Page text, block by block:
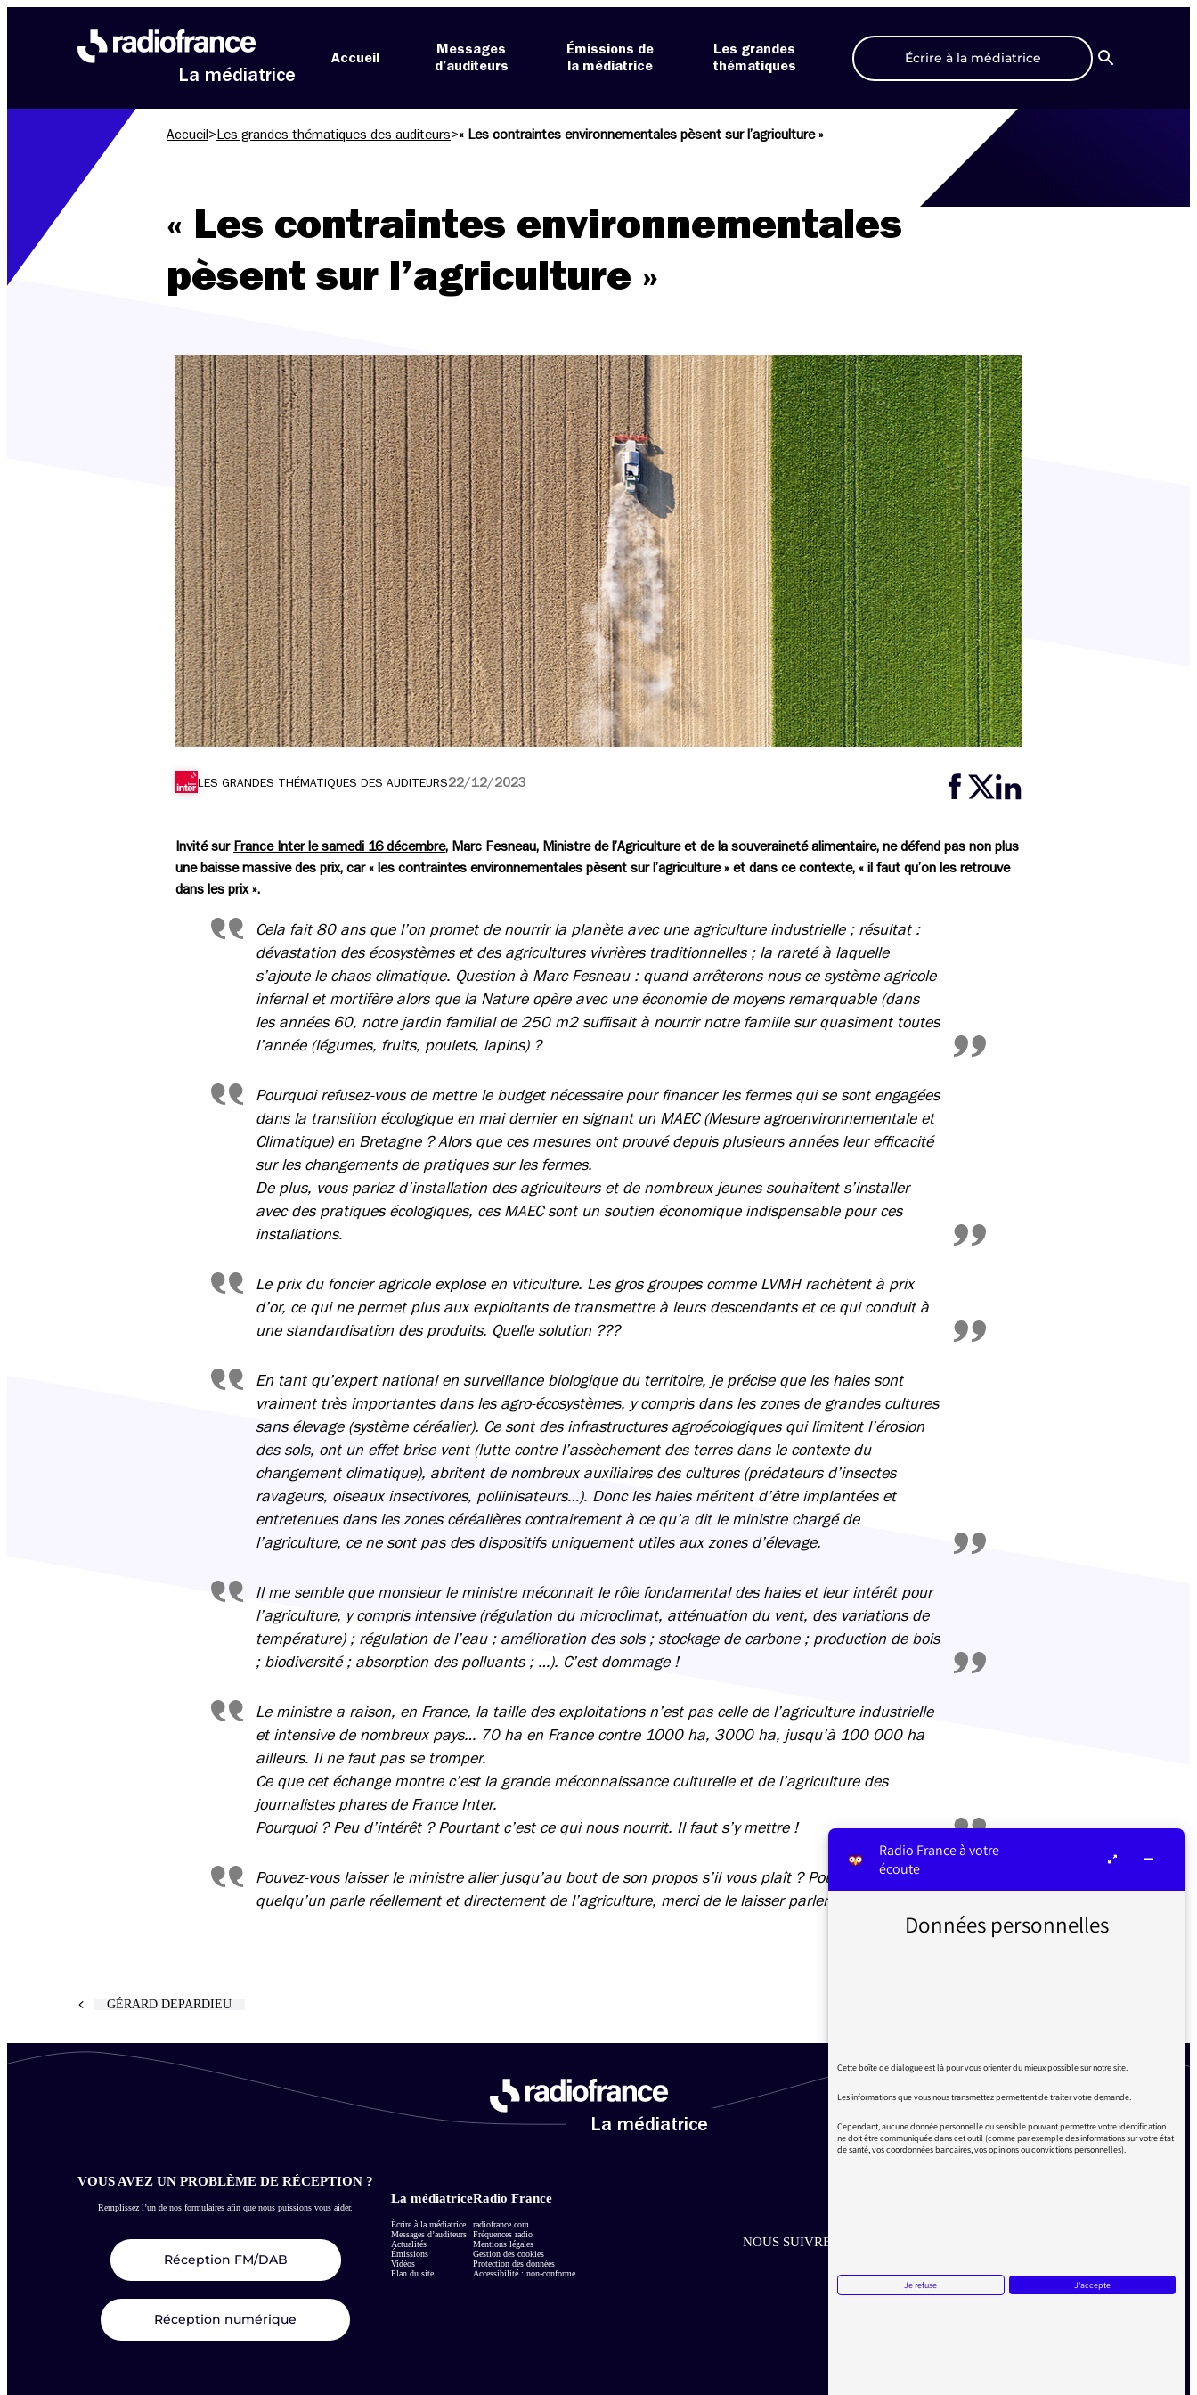
La médiatrice
Accueil
Messages
d’auditeurs
Émissions de
la médiatrice
Les grandes
thématiques
Écrire à la médiatrice
Recherche
Accueil > Les grandes thématiques des auditeurs>« Les contraintes environnementales pèsent sur l’agriculture »
« Les contraintes environnementales
pèsent sur l’agriculture »
LES GRANDES THÉMATIQUES DES AUDITEURS22/12/2023
Invité sur France Inter le samedi 16 décembre, Marc Fesneau, Ministre de l’Agriculture et de la souveraineté alimentaire, ne défend pas non plus
une baisse massive des prix, car « les contraintes environnementales pèsent sur l’agriculture » et dans ce contexte, « il faut qu’on les retrouve
dans les prix ».
Cela fait 80 ans que l’on promet de nourrir la planète avec une agriculture industrielle ; résultat :
dévastation des écosystèmes et des agricultures vivrières traditionnelles ; la rareté à laquelle
s’ajoute le chaos climatique. Question à Marc Fesneau : quand arrêterons-nous ce système agricole
infernal et mortifère alors que la Nature opère avec une économie de moyens remarquable (dans
les années 60, notre jardin familial de 250 m2 suffisait à nourrir notre famille sur quasiment toutes
l’année (légumes, fruits, poulets, lapins) ?
Pourquoi refusez-vous de mettre le budget nécessaire pour financer les fermes qui se sont engagées
dans la transition écologique en mai dernier en signant un MAEC (Mesure agroenvironnementale et
Climatique) en Bretagne ? Alors que ces mesures ont prouvé depuis plusieurs années leur efficacité
sur les changements de pratiques sur les fermes.
De plus, vous parlez d’installation des agriculteurs et de nombreux jeunes souhaitent s’installer
avec des pratiques écologiques, ces MAEC sont un soutien économique indispensable pour ces
installations.
Le prix du foncier agricole explose en viticulture. Les gros groupes comme LVMH rachètent à prix
d’or, ce qui ne permet plus aux exploitants de transmettre à leurs descendants et ce qui conduit à
une standardisation des produits. Quelle solution ???
En tant qu’expert national en surveillance biologique du territoire, je précise que les haies sont
vraiment très importantes dans les agro-écosystèmes, y compris dans les zones de grandes cultures
sans élevage (système céréalier). Ce sont des infrastructures agroécologiques qui limitent l’érosion
des sols, ont un effet brise-vent (lutte contre l’assèchement des terres dans le contexte du
changement climatique), abritent de nombreux auxiliaires des cultures (prédateurs d’insectes
ravageurs, oiseaux insectivores, pollinisateurs…). Donc les haies méritent d’être implantées et
entretenues dans les zones céréalières contrairement à ce qu’a dit le ministre chargé de
l’agriculture, ce ne sont pas des dispositifs uniquement utiles aux zones d’élevage.
Il me semble que monsieur le ministre méconnait le rôle fondamental des haies et leur intérêt pour
l’agriculture, y compris intensive (régulation du microclimat, atténuation du vent, des variations de
température) ; régulation de l’eau ; amélioration des sols ; stockage de carbone ; production de bois
; biodiversité ; absorption des polluants ; …). C’est dommage !
Le ministre a raison, en France, la taille des exploitations n’est pas celle de l’agriculture industrielle
et intensive de nombreux pays… 70 ha en France contre 1000 ha, 3000 ha, jusqu’à 100 000 ha
ailleurs. Il ne faut pas se tromper.
Ce que cet échange montre c’est la grande méconnaissance culturelle et de l’agriculture des
journalistes phares de France Inter.
Pourquoi ? Peu d’intérêt ? Pourtant c’est ce qui nous nourrit. Il faut s’y mettre !
Pouvez-vous laisser le ministre aller jusqu’au bout de son propos s’il vous plaît ? Pour une fois que
quelqu’un parle réellement et directement de l’agriculture, merci de le laisser parler !
GÉRARD DEPARDIEU
La médiatrice
VOUS AVEZ UN PROBLÈME DE RÉCEPTION ?
Remplissez l’un de nos formulaires afin que nous puissions vous aider.
Réception FM/DAB
Réception numérique
La médiatrice
Écrire à la médiatrice
Messages d’auditeurs
Actualités
Émissions
Vidéos
Plan du site
Radio France
radiofrance.com
Fréquences radio
Mentions légales
Gestion des cookies
Protection des données
Accessibilité : non-conforme
NOUS SUIVRE SUR LES RÉSEAUX
Aller sur la page Facebook de la Médiatrice
Aller sur la page Twitter de la Médiatrice
Aller sur la page Instagram de la Médiatrice
Radio France à votre
écoute
Données personnelles
Cette boîte de dialogue est là pour vous orienter du mieux possible sur notre site.
Les informations que vous nous transmettez permettent de traiter votre demande.
Cependant, aucune donnée personnelle ou sensible pouvant permettre votre identification
ne doit être communiquée dans cet outil (comme par exemple des informations sur votre état
de santé, vos coordonnées bancaires, vos opinions ou convictions personnelles).
Je refuse J'accepte